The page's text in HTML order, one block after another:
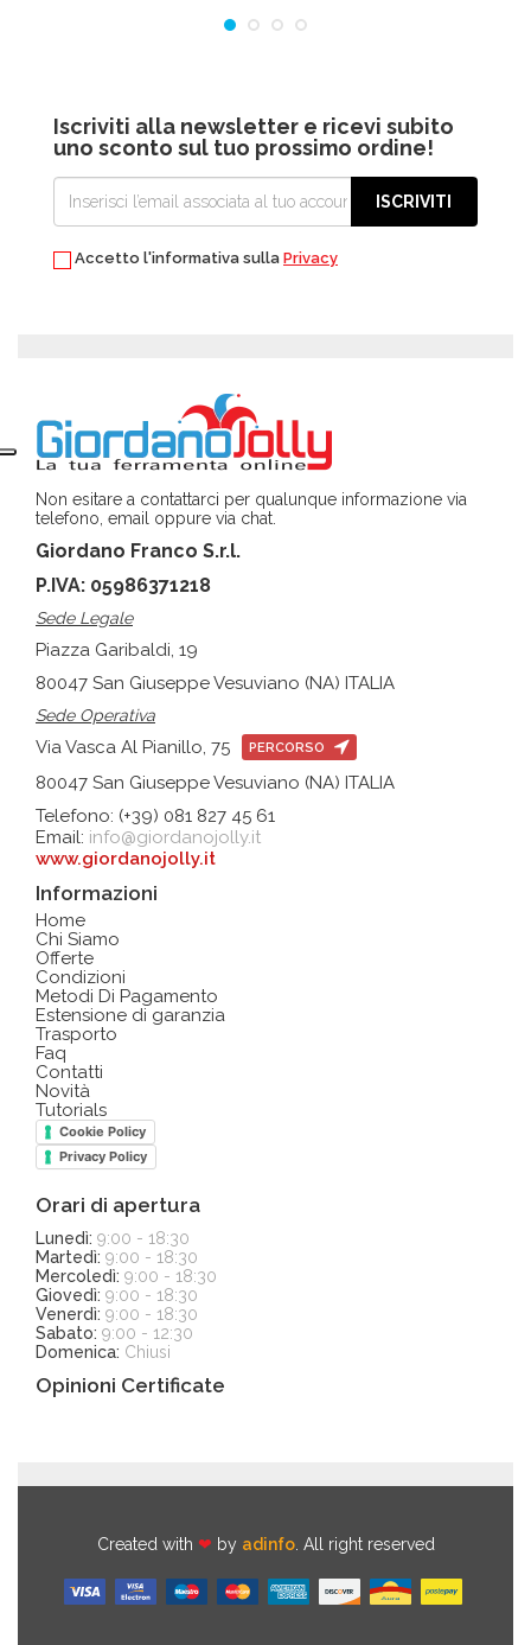
Iscriviti alla newsletter e ricevi subito
uno sconto sul tuo prossimo ordine!
ISCRIVITI
Accetto l'informativa sulla Privacy
Non esitare a contattarci per qualunque informazione via
telefono, email oppure via chat.
Giordano Franco S.r.l.
P.IVA: 05986371218
Sede Legale
Piazza Garibaldi, 19
80047 San Giuseppe Vesuviano (NA) ITALIA
Sede Operativa
Via Vasca Al Pianillo, 75 PERCORSO
80047 San Giuseppe Vesuviano (NA) ITALIA
Telefono: (+39) 081 827 45 61
Email: info@giordanojolly.it
www.giordanojolly.it
Informazioni
Home
Chi Siamo
Offerte
Condizioni
Metodi Di Pagamento
Estensione di garanzia
Trasporto
Faq
Contatti
Novità
Tutorials
Cookie Policy
Privacy Policy
Orari di apertura
Lunedì: 9:00 - 18:30
Martedì: 9:00 - 18:30
Mercoledì: 9:00 - 18:30
Giovedì: 9:00 - 18:30
Venerdì: 9:00 - 18:30
Sabato: 9:00 - 12:30
Domenica: Chiusi
Opinioni Certificate
Created with ❤ by adinfo. All right reserved